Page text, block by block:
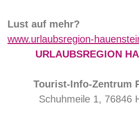
Lust auf mehr?
www.urlaubsregion-
URLAUBSREGION
Tourist-Info-Zentrum
Schuhmeile 1, 76846